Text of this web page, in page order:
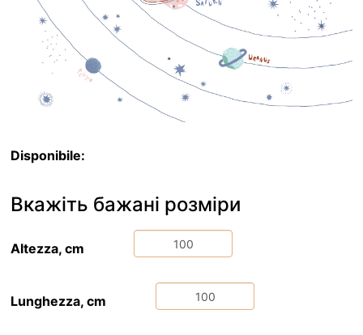
Disponibile:
Вкажіть бажані розміри
Altezza, cm
Lunghezza, cm